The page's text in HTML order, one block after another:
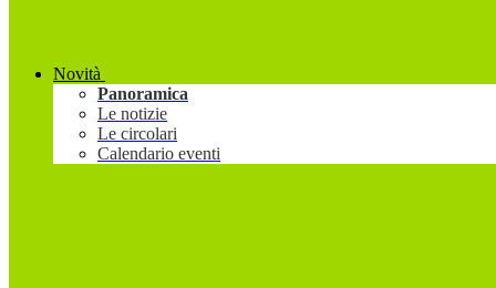
Novità
Panoramica
Le notizie
Le circolari
Calendario eventi